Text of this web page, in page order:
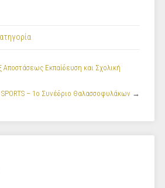
Αποστάσεως Εκπαίδευση και Σχολική
SPORTS – 1ο Συνέδριο Θαλασσοφυλάκων →